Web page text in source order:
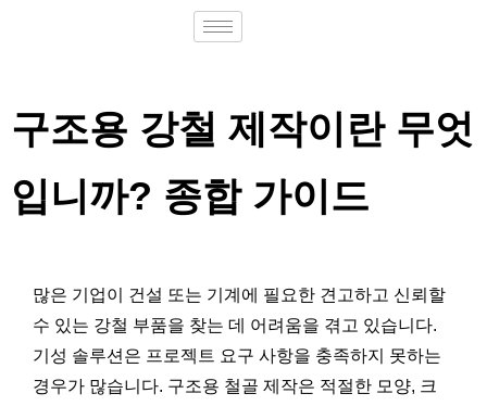
구조용 강철 제작이란 무엇
입니까? 종합 가이드
많은 기업이 건설 또는 기계에 필요한 견고하고 신뢰할
수 있는 강철 부품을 찾는 데 어려움을 겪고 있습니다.
기성 솔루션은 프로젝트 요구 사항을 충족하지 못하는
경우가 많습니다. 구조용 철골 제작은 적절한 모양, 크